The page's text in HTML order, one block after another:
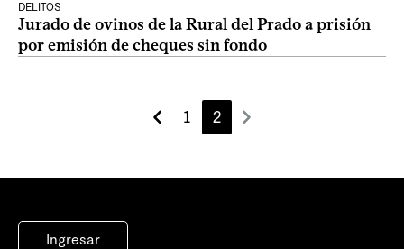
DELITOS
Jurado de ovinos de la Rural del Prado a prisión
por emisión de cheques sin fondo
1 2
Ingresar